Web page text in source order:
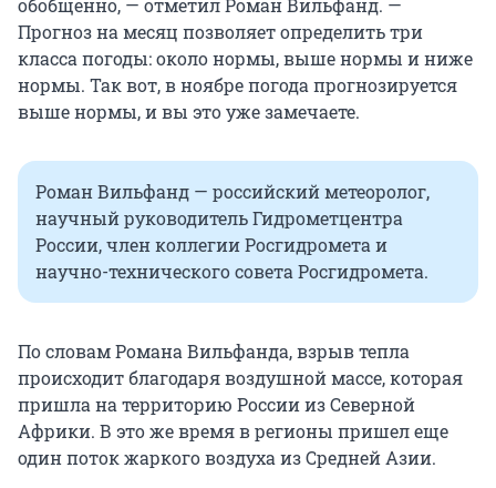
Прогноз на месяц позволяет определить три
класса погоды: около нормы, выше нормы и ниже
нормы. Так вот, в ноябре погода прогнозируется
выше нормы, и вы это уже замечаете.
Роман Вильфанд — российский метеоролог,
научный руководитель Гидрометцентра
России, член коллегии Росгидромета и
научно-технического совета Росгидромета.
По словам Романа Вильфанда, взрыв тепла
происходит благодаря воздушной массе, которая
пришла на территорию России из Северной
Африки. В это же время в регионы пришел еще
один поток жаркого воздуха из Средней Азии.